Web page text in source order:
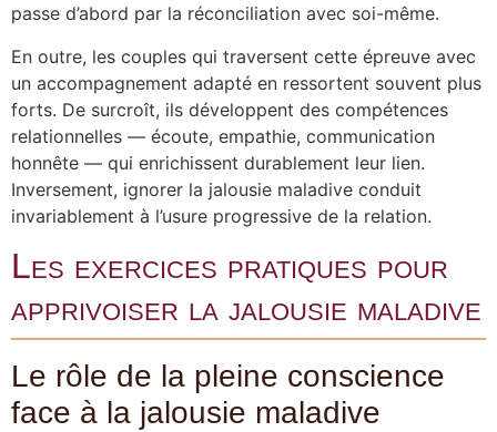
passe d’abord par la réconciliation avec soi-même.
En outre, les couples qui traversent cette épreuve avec
un accompagnement adapté en ressortent souvent plus
forts. De surcroît, ils développent des compétences
relationnelles — écoute, empathie, communication
honnête — qui enrichissent durablement leur lien.
Inversement, ignorer la jalousie maladive conduit
invariablement à l’usure progressive de la relation.
Les exercices pratiques pour
apprivoiser la jalousie maladive
Le rôle de la pleine conscience
face à la jalousie maladive